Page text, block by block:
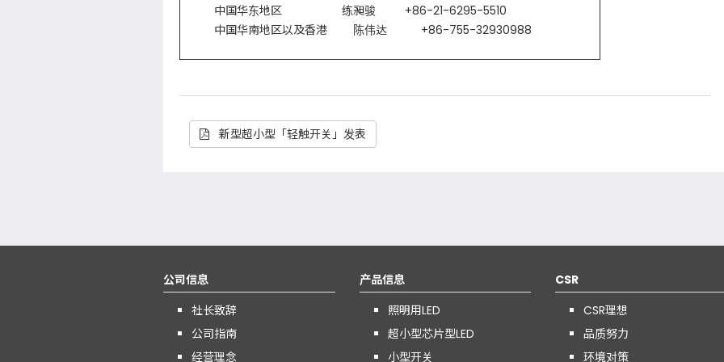
中国华东地区 练昶骏 +86-21-6295-5510
中国华南地区以及香港 陈伟达 +86-755-32930988
新型超小型「轻触开关」发表
公司信息
社长致辞
公司指南
经营理念
产品信息
照明用LED
超小型芯片型LED
小型开关
CSR
CSR理想
品质努力
环境对策